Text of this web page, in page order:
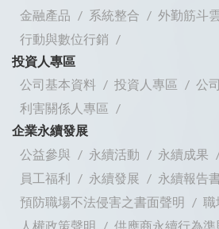
金融產品
系統整合
外勤筋斗
行動與數位行銷
投資人專區
公司基本資料
投資人專區
公
利害關係人專區
企業永續發展
公益參與
永續活動 永續成果
員工福利
永續發展
永續報告
預防職場不法侵害之書面聲明
職
人權政策聲明
供應商永續行為準